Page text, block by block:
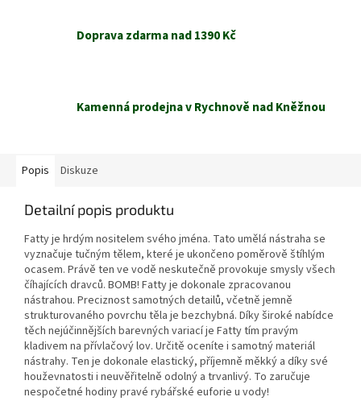
Doprava zdarma nad 1390 Kč
Kamenná prodejna v Rychnově nad Kněžnou
Popis Diskuze
Detailní popis produktu
Fatty je hrdým nositelem svého jména. Tato umělá nástraha se
vyznačuje tučným tělem, které je ukončeno poměrově štíhlým
ocasem. Právě ten ve vodě neskutečně provokuje smysly všech
číhajících dravců. BOMB! Fatty je dokonale zpracovanou
nástrahou. Preciznost samotných detailů, včetně jemně
strukturovaného povrchu těla je bezchybná. Díky široké nabídce
těch nejúčinnějších barevných variací je Fatty tím pravým
kladivem na přívlačový lov. Určitě oceníte i samotný materiál
nástrahy. Ten je dokonale elastický, příjemně měkký a díky své
houževnatosti i neuvěřitelně odolný a trvanlivý. To zaručuje
nespočetné hodiny pravé rybářské euforie u vody!